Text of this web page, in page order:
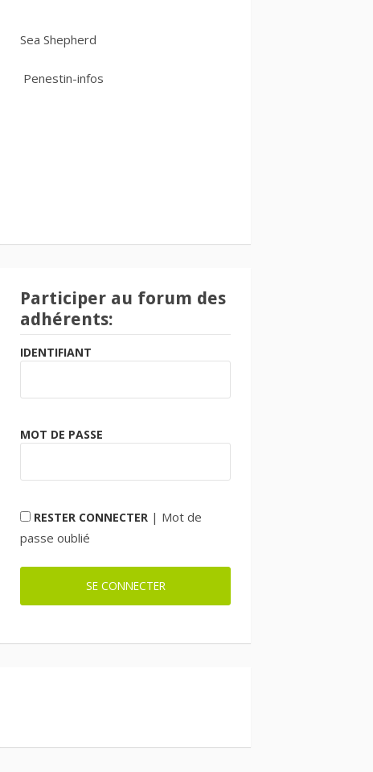
Sea Shepherd
Penestin-infos
Participer au forum des
adhérents:
IDENTIFIANT
MOT DE PASSE
RESTER CONNECTER | Mot de
passe oublié